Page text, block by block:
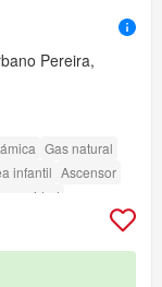
Pereira,
Gas natural
infantil Ascensor